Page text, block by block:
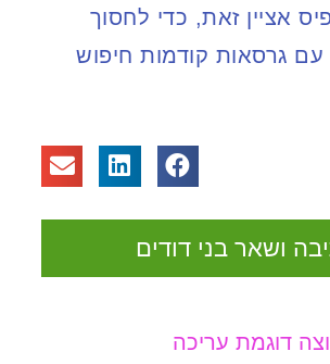
אציין זאת, כדי לחסוך
גרסאות קודמות חיפוש
ושאר בני דודים
דוגמת עריכה